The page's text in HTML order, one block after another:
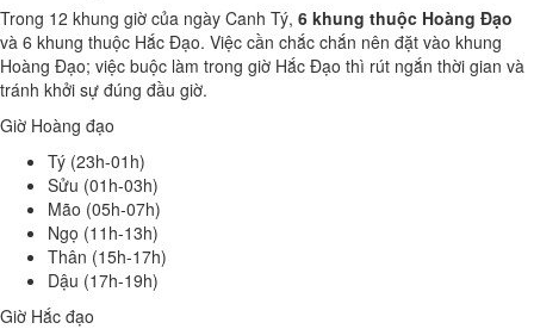
Trong 12 khung giờ của ngày Canh Tý, 6 khung thuộc Hoàng Đạo
và 6 khung thuộc Hắc Đạo. Việc cần chắc chắn nên đặt vào khung
Hoàng Đạo; việc buộc làm trong giờ Hắc Đạo thì rút ngắn thời gian và
tránh khởi sự đúng đầu giờ.
Giờ Hoàng đạo
Tý (23h-01h)
Sửu (01h-03h)
Mão (05h-07h)
Ngọ (11h-13h)
Thân (15h-17h)
Dậu (17h-19h)
Giờ Hắc đạo